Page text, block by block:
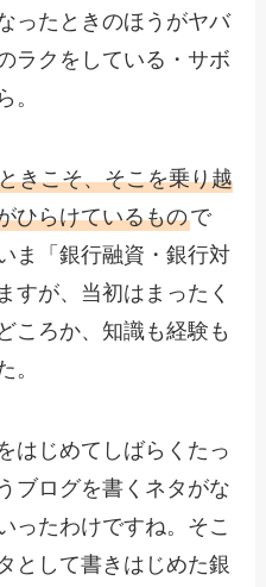
ったときのほうがヤバ
ラクをしている・サボ
。
きこそ、そこを乗り越
ひらけているもので
ま「銀行融資・銀行対
すが、当初はまったく
ころか、知識も経験も
。
はじめてしばらくたっ
ブログを書くネタがな
ったわけですね。そこ
として書きはじめた銀